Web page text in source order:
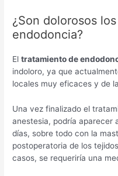
¿Son dolorosos
endodoncia?
Eltratamiento de
indoloro, ya que
locales muy eficaces y de
Una vez finalizado el
anestesia, podría aparecer
días, sobre todo con la
postoperatoria de los
casos, se requeriría una